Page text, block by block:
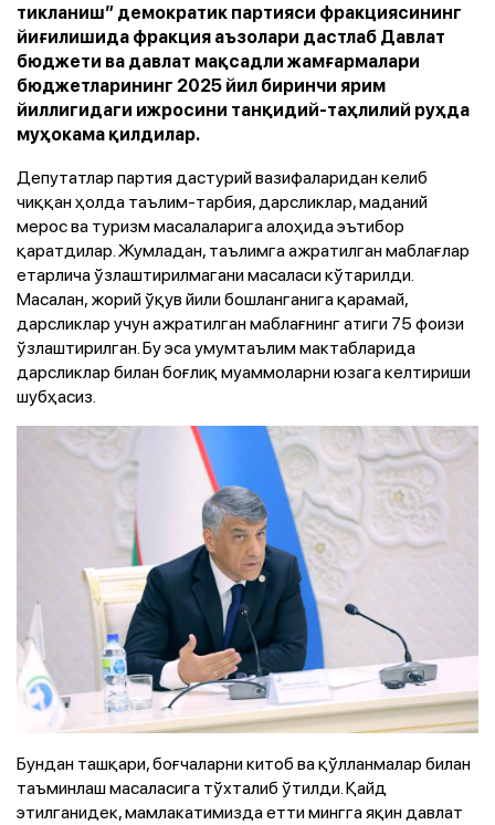
тикланиш” демократик партияси фракциясининг
йиғилишида фракция аъзолари дастлаб Давлат
бюджети ва давлат мақсадли жамғармалари
бюджетларининг 2025 йил биринчи ярим
йиллигидаги ижросини танқидий-таҳлилий руҳда
муҳокама қилдилар.
Депутатлар партия дастурий вазифаларидан келиб
чиққан ҳолда таълим-тарбия, дарсликлар, маданий
мерос ва туризм масалаларига алоҳида эътибор
қаратдилар. Жумладан, таълимга ажратилган маблағлар
етарлича ўзлаштирилмагани масаласи кўтарилди.
Масалан, жорий ўқув йили бошланганига қарамай,
дарсликлар учун ажратилган маблағнинг атиги 75 фоизи
ўзлаштирилган. Бу эса умумтаълим мактабларида
дарсликлар билан боғлиқ муаммоларни юзага келтириши
шубҳасиз.
Бундан ташқари, боғчаларни китоб ва қўлланмалар билан
таъминлаш масаласига тўхталиб ўтилди. Қайд
этилганидек, мамлакатимизда етти мингга яқин давлат